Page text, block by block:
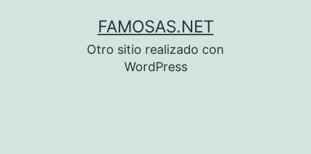
FAMOSAS.NET
Otro sitio realizado con
WordPress